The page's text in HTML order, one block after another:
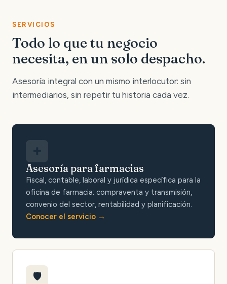
SERVICIOS
Todo lo que tu negocio
necesita, en un solo despacho.
Asesoría integral con un mismo interlocutor: sin
intermediarios, sin repetir tu historia cada vez.
Asesoría para farmacias
Fiscal, contable, laboral y jurídica específica para la
oficina de farmacia: compraventa y transmisión,
convenio del sector, rentabilidad y planificación.
Conocer el servicio
🛡️